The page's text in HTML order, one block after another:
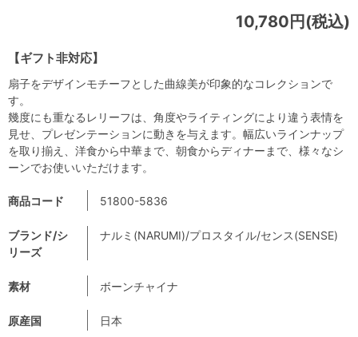
【ギフト非対応】
10,780円(税込)
商品コード 51800-5836
ブランド/シ
リーズ
ナルミ(NARUMI)/プロスタイル/センス(SENSE)
素材 ボーンチャイナ
原産国 日本
扇子をデザインモチーフとした曲線美が印象的なコレクションで
す。
幾度にも重なるレリーフは、角度やライティングにより違う表情を
見せ、プレゼンテーションに動きを与えます。幅広いラインナップ
を取り揃え、洋食から中華まで、朝食からディナーまで、様々なシ
ーンでお使いいただけます。